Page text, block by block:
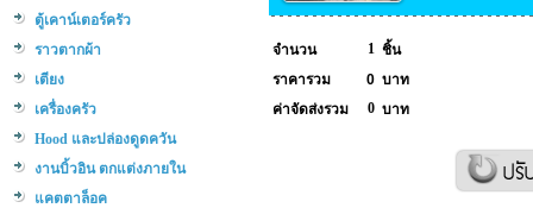
ตู้เคาน์เตอร์ครัว
ราวตากผ้า
เตียง
เครื่องครัว
Hood และปล่องดูดควัน
งานบิ้วอิน ตกแต่งภายใน
แคตตาล็อค
จำนวน 1 ชิ้น
ราคารวม
0 บาท
ค่าจัดส่งรวม
0 บาท